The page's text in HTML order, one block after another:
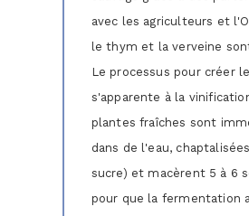
avec les agriculteurs et
le thym et la verveine
Le processus pour créer
s'apparente à la
plantes fraîches sont
dans de l'eau,
sucre) et macèrent 5 à 6
pour que la fermentation